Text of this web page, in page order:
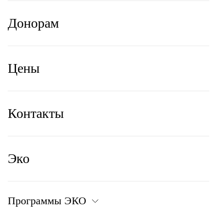
Донорам
Цены
Контакты
Эко
Программы ЭКО